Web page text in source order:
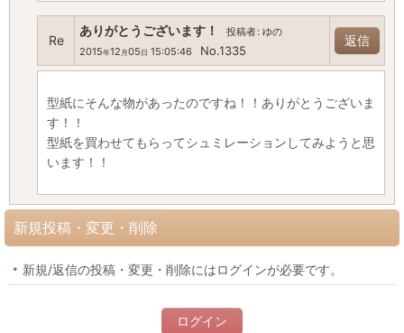
Re
ありがとうございます！ 投稿者: ゆの
2015年12 月05 日 15:05:46 No.1335
返信
型紙にそんな物があったのですね！！ありがとうございま
す！！
型紙を買わせてもらってシュミレーションしてみようと思
います！！
新規投稿・変更・削除
新規/返信の投稿・変更・削除にはログインが必要です。
ログイン